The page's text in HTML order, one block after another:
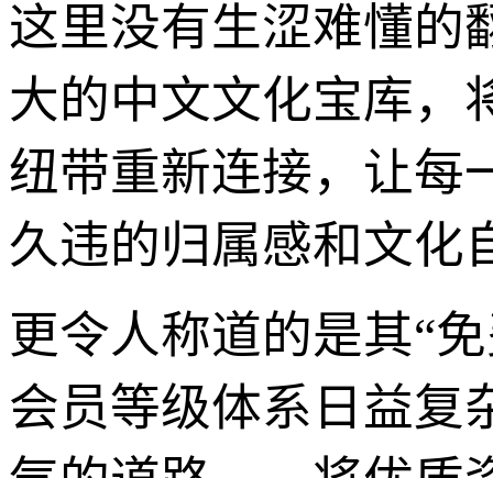
这里没有生涩难懂的
大的中文文化宝库，
纽带重新连接，让每
久违的归属感和文化
更令人称道的是其“
会员等级体系日益复